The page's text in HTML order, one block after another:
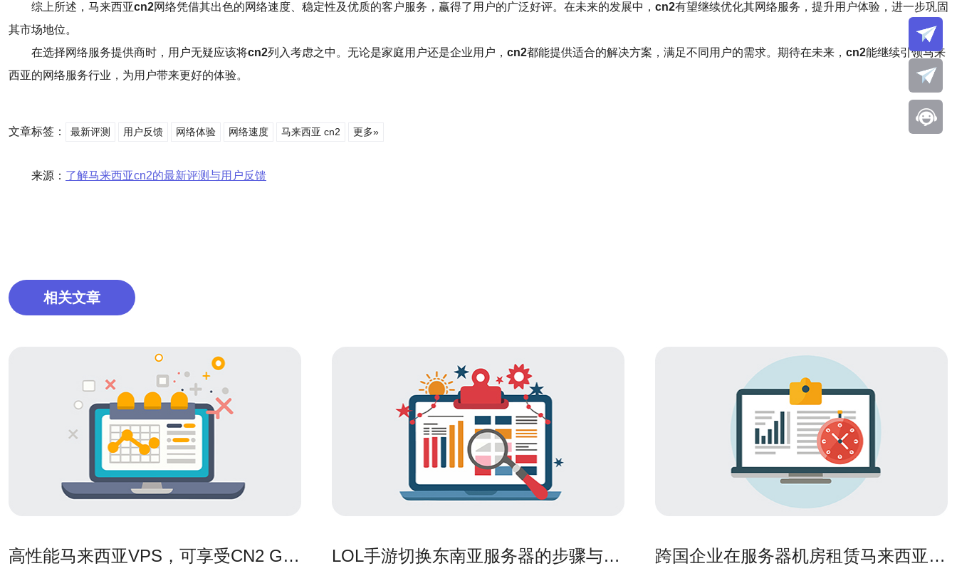
综上所述，马来西亚cn2网络凭借其出色的网络速度、稳定性及优质的客户服务，赢得了用户的广泛好评。在未来的发展中， cn2有望继续优化其网络服务，提升用户体验，进一步巩固
其市场地位。
在选择网络服务提供商时，用户无疑应该将cn2列入考虑之中。无论是家庭用户还是企业用户， cn2都能提供适合的解决方案，满足不同用户的需求。期待在未来， cn2能继续引领马来
西亚的网络服务行业，为用户带来更好的体验。
文章标签： 最新评测 用户反馈 网络体验 网络速度 马来西亚 cn2 更多»
来源： 了解马来西亚cn2的最新评测与用户反馈
相关文章
高性能马来西亚VPS，可享受CN2 GIA
LOL手游切换东南亚服务器的步骤与注
跨国企业在服务器机房租赁马来西亚时